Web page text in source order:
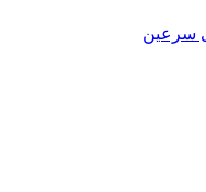
سرعین